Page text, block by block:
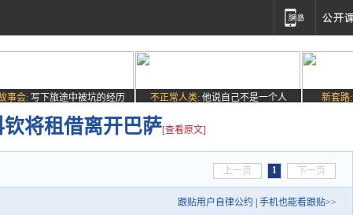
事会: 写下旅途中被坑的经历 不正常人类: 他说自己不是一个人 新套路:
钦将租借离开巴萨[查看原文]
上一页 1 下一页
跟贴用户自律公约 手机也能看跟贴>>